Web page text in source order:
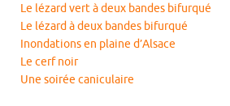
Le lézard vert à deux bandes bifurqué
Le lézard à deux bandes bifurqué
Inondations en plaine d’Alsace
Le cerf noir
Une soirée caniculaire